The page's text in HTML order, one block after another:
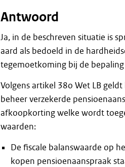
Antwoord
Ja, in de beschreven situatie is
aard als bedoeld in de
tegemoetkoming bij de
Volgens artikel 38o Wet LB
beheer verzekerde
afkoopkorting welke wordt
waarden:
De fiscale balanswaarde op
kopen pensioenaanspraak